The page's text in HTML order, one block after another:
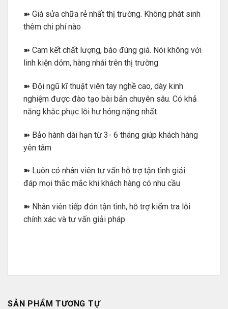
➽ Giá sửa chữa rẻ nhất thị trường. Không phát sinh
thêm chi phí nào
➽ Cam kết chất lượng, báo đúng giá. Nói không với
linh kiện dỏm, hàng nhái trên thị trường
➽ Đội ngũ kĩ thuật viên tay nghề cao, dày kinh
nghiệm được đào tạo bài bản chuyên sâu. Có khả
năng khắc phục lỗi hư hỏng nặng nhất
➽ Bảo hành dài hạn từ 3- 6 tháng giúp khách hàng
yên tâm
➽ Luôn có nhân viên tư vấn hỗ trợ tận tình giải
đáp mọi thắc mắc khi khách hàng có nhu cầu
➽ Nhân viên tiếp đón tận tình, hỗ trợ kiểm tra lỗi
chính xác và tư vấn giải pháp
SẢN PHẨM TƯƠNG TỰ